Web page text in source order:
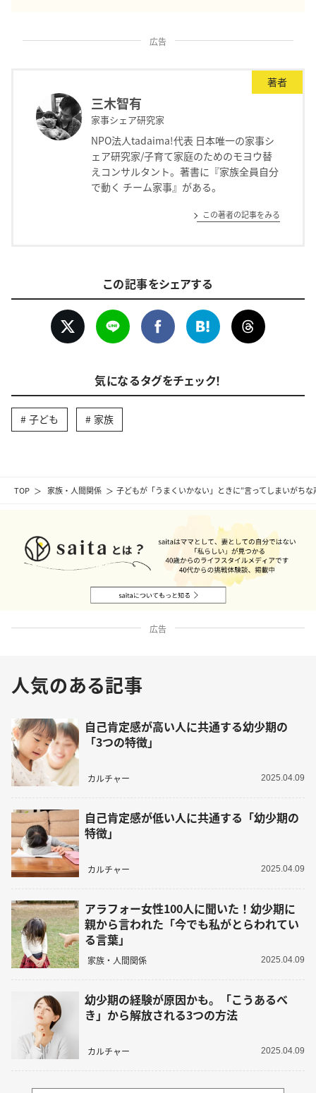
TOP 家族・人間関係 子どもが「うまくいかない」ときに“言ってしまいがちな
広告
著者
三木智有
家事シェア研究家
NPO法人tadaima!代表 日本唯一の家事シ
ェア研究家/子育て家庭のためのモヨウ替
えコンサルタント。著書に『家族全員自分
で動く チーム家事』がある。
この著者の記事をみる
この記事をシェアする
気になるタグをチェック！
子ども 家族
広告
人気のある記事
自己肯定感が高い人に共通する幼少期の
「3つの特徴」
カルチャー 2025.04.09
自己肯定感が低い人に共通する「幼少期の
特徴」
カルチャー 2025.04.09
アラフォー女性100人に聞いた！幼少期に
親から言われた「今でも私がとらわれてい
る言葉」
家族・人間関係 2025.04.09
幼少期の経験が原因かも。「こうあるべ
き」から解放される3つの方法
カルチャー 2025.04.09